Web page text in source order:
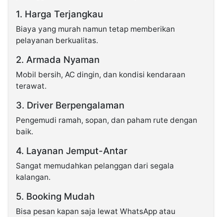
1. Harga Terjangkau
Biaya yang murah namun tetap memberikan
pelayanan berkualitas.
2. Armada Nyaman
Mobil bersih, AC dingin, dan kondisi kendaraan
terawat.
3. Driver Berpengalaman
Pengemudi ramah, sopan, dan paham rute dengan
baik.
4. Layanan Jemput-Antar
Sangat memudahkan pelanggan dari segala
kalangan.
5. Booking Mudah
Bisa pesan kapan saja lewat WhatsApp atau